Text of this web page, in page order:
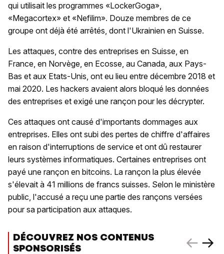
qui utilisait les programmes «LockerGoga»,
«Megacortex» et «Nefilim». Douze membres de ce
groupe ont déjà été arrêtés, dont l'Ukrainien en Suisse.
Les attaques, contre des entreprises en Suisse, en
France, en Norvège, en Ecosse, au Canada, aux Pays-
Bas et aux Etats-Unis, ont eu lieu entre décembre 2018 et
mai 2020. Les hackers avaient alors bloqué les données
des entreprises et exigé une rançon pour les décrypter.
Ces attaques ont causé d'importants dommages aux
entreprises. Elles ont subi des pertes de chiffre d'affaires
en raison d'interruptions de service et ont dû restaurer
leurs systèmes informatiques. Certaines entreprises ont
payé une rançon en bitcoins. La rançon la plus élevée
s'élevait à 41 millions de francs suisses. Selon le ministère
public, l'accusé a reçu une partie des rançons versées
pour sa participation aux attaques.
DÉCOUVREZ NOS CONTENUS
SPONSORISÉS